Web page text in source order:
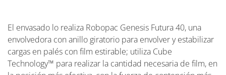
El envasado lo realiza Robopac Genesis Futura 40, una
envolvedora con anillo giratorio para envolver y estabilizar
cargas en palés con film estirable; utiliza Cube
Technology™ para realizar la cantidad necesaria de film, en